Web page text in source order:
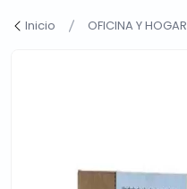
Inicio OFICINA Y HOGAR